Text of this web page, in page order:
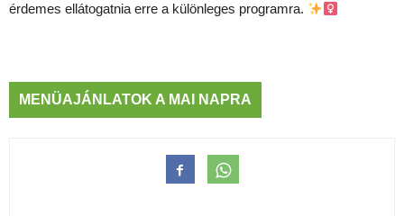
érdemes ellátogatnia erre a különleges programra.
MENÜAJÁNLATOK A MAI NAPRA